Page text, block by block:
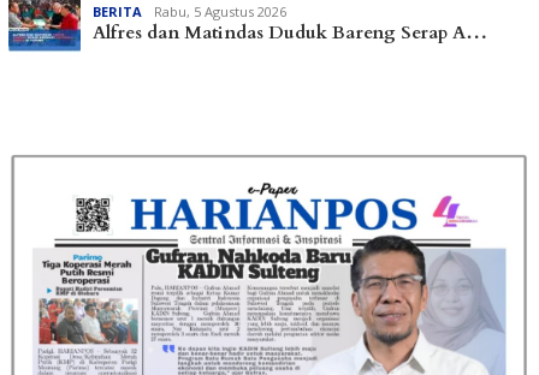
BERITA Rabu, 5 Agustus 2026
Alfres dan Matindas Duduk Bareng Serap A…